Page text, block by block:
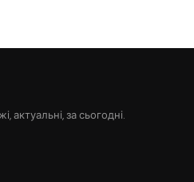
актуальні, за сьогодні.